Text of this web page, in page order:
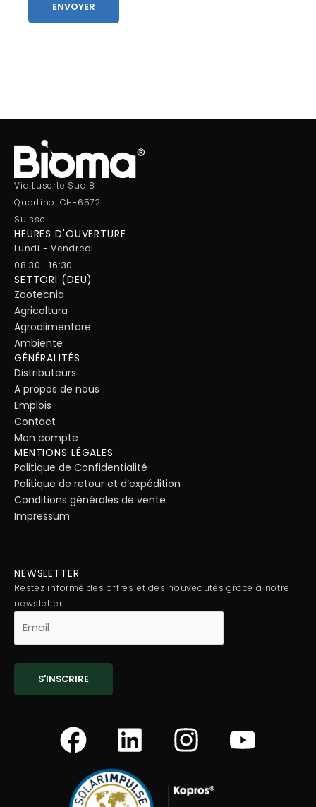
ENVOYER
Via Luserte Sud 8
Quartino. CH-6572
Suisse
HEURES D'OUVERTURE
Lundi - Vendredi
08.30 -16:30
SETTORI (DEU)
Zootecnia
Agricoltura
Agroalimentare
Ambiente
GÉNÉRALITÉS
Distributeurs
A propos de nous
Emplois
Contact
Mon compte
MENTIONS LÉGALES
Politique de Confidentialité
Politique de retour et d’expédition
Conditions générales de vente
Impressum
NEWSLETTER
Restez informé des offres et des nouveautés grâce à notre
newsletter :
F
a
c
L
i
n
I
n
s
Y
o